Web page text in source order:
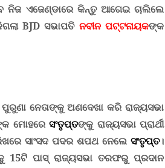
ନିଜ ଏଜେଣ୍ଡାରେ କିନ୍ତୁ ଆଗେଇ ଚାଲିଲେ
BJD ସଭାପତି ନବୀନ ପଟ୍ଟନାୟକଙ୍କ
ନେତାଙ୍କୁ ଅଣଦେଖା କରି ରାଜ୍ୟସଭା
ମୋହରେସଂତୃପ୍ତଙ୍କୁ ରାଜ୍ୟସଭା ପ୍ରାର୍ଥୀ
ସାଂସଦ ପଦର ଶପଥ ନେଲେସଂତୃପ୍ତ।
ପାସ୍ ରାଜ୍ୟସଭା ତରଫରୁ ପ୍ରଦାନ